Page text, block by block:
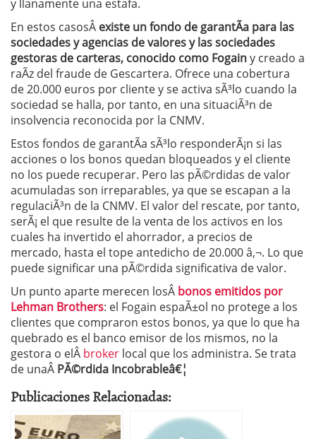
y llanamente una estafa.
En estos casosÂ existe un fondo de garantÃ­a para las
sociedades y agencias de valores y las sociedades
gestoras de carteras, conocido como Fogainy creado a
raÃ­z del fraude de Gescartera. Ofrece una cobertura
de 20.000 euros por cliente y se activa sÃ³lo cuando la
sociedad se halla, por tanto, en una situaciÃ³n de
insolvencia reconocida por la CNMV.
Estos fondos de garantÃ­a sÃ³lo responderÃ¡n si las
acciones o los bonos quedan bloqueados y el cliente
no los puede recuperar. Pero las pÃ©rdidas de valor
acumuladas son irreparables, ya que se escapan a la
regulaciÃ³n de la CNMV. El valor del rescate, por tanto,
serÃ¡ el que resulte de la venta de los activos en los
cuales ha invertido el ahorrador, a precios de
mercado, hasta el tope antedicho de 20.000 â‚¬. Lo que
puede significar una pÃ©rdida significativa de valor.
Un punto aparte merecen losÂ bonos emitidos por
Lehman Brothers: el Fogain espaÃ±ol no protege a los
clientes que compraron estos bonos, ya que lo que ha
quebrado es el banco emisor de los mismos, no la
gestora o elÂ broker local que los administra. Se trata
de unaÂ PÃ©rdida Incobrableâ€¦
Publicaciones Relacionadas: